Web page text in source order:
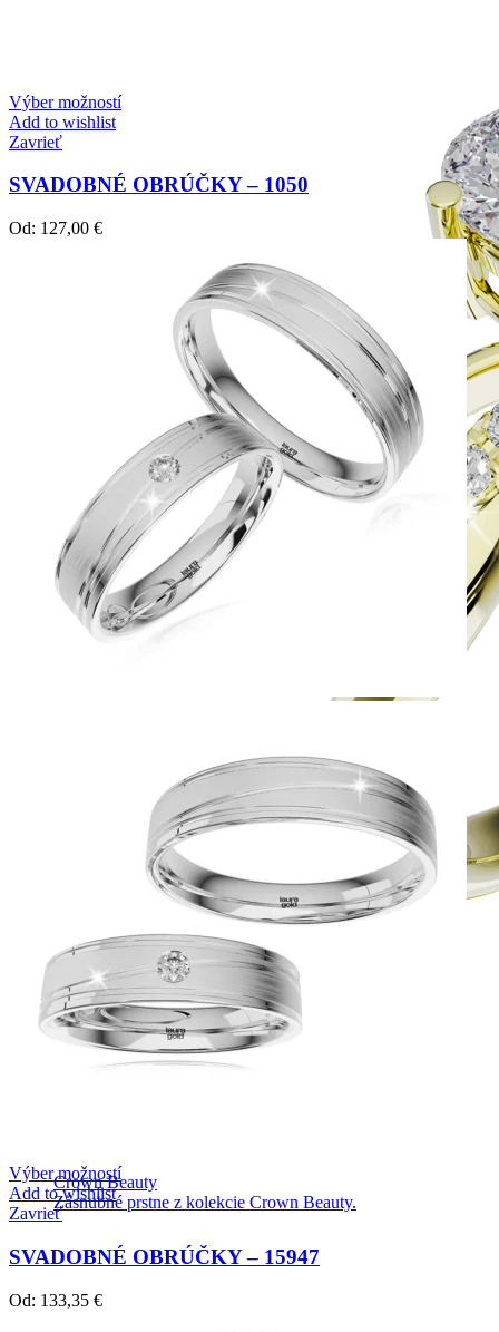
Crown Beauty
Zásnubné prstne z kolekcie Crown Beauty.
Výber možností
Add to wishlist
Zavrieť
SVADOBNÉ OBRÚČKY – 1050
Od: 127,00 €
Výber možností
Add to wishlist
Zavrieť
SVADOBNÉ OBRÚČKY – 15947
Od: 133,35 €